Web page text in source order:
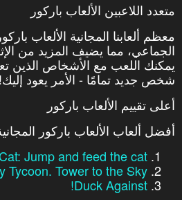
متعدد اللاعبين الألعاب باركور
معظم ألعابنا المجانية الألعاب
الجماعي، مما يضيف المزيد من
يمكنك اللعب مع الأشخاص الذين
شخص جديد تمامًا - الأمر يعود إليك!
أعلى تقييم الألعاب باركور
أفضل ألعاب الألعاب باركور
Jump and feed the cat
Tycoon. Tower to the Sky!
Duck Against!